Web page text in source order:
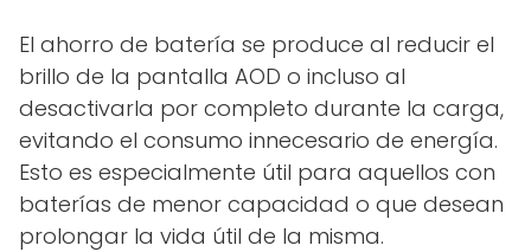
El ahorro de batería se produce al reducir el
brillo de la pantalla AOD o incluso al
desactivarla por completo durante la carga,
evitando el consumo innecesario de energía.
Esto es especialmente útil para aquellos con
baterías de menor capacidad o que desean
prolongar la vida útil de la misma.